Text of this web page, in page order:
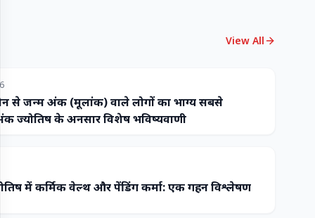
View All
से जन्म अंक (मूलांक) वाले लोगों का भाग्य सबसे
ज्योतिष के अनुसार विशेष भविष्यवाणी
में कर्मिक वेल्थ और पेंडिंग कर्मा: एक गहन विश्लेषण